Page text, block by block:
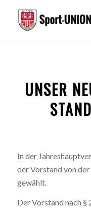
UNSER
In der
der Vorstand von
gewählt.
Der Vorstand nach